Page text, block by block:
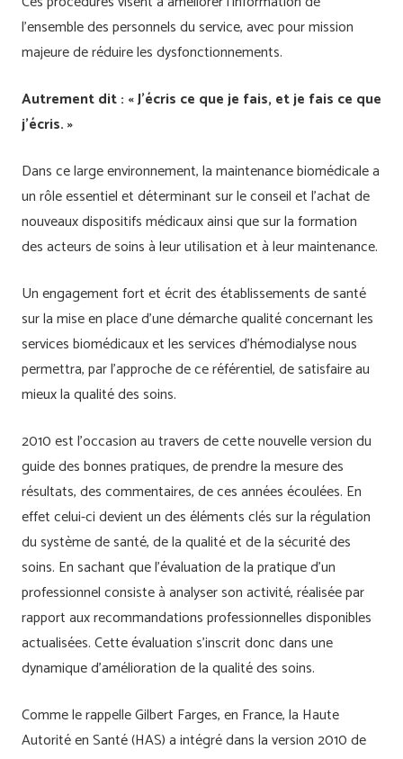
l’ensemble des personnels du service, avec pour mission
majeure de réduire les dysfonctionnements.
Autrement dit : « J’écris ce que je fais, et je fais ce que
j’écris. »
Dans ce large environnement, la maintenance biomédicale a
un rôle essentiel et déterminant sur le conseil et l’achat de
nouveaux dispositifs médicaux ainsi que sur la formation
des acteurs de soins à leur utilisation et à leur maintenance.
Un engagement fort et écrit des établissements de santé
sur la mise en place d’une démarche qualité concernant les
services biomédicaux et les services d’hémodialyse nous
permettra, par l’approche de ce référentiel, de satisfaire au
mieux la qualité des soins.
2010 est l’occasion au travers de cette nouvelle version du
guide des bonnes pratiques, de prendre la mesure des
résultats, des commentaires, de ces années écoulées. En
effet celui-ci devient un des éléments clés sur la régulation
du système de santé, de la qualité et de la sécurité des
soins. En sachant que l’évaluation de la pratique d’un
professionnel consiste à analyser son activité, réalisée par
rapport aux recommandations professionnelles disponibles
actualisées. Cette évaluation s’inscrit donc dans une
dynamique d’amélioration de la qualité des soins.
Comme le rappelle Gilbert Farges, en France, la Haute
Autorité en Santé (HAS) a intégré dans la version 2010 de